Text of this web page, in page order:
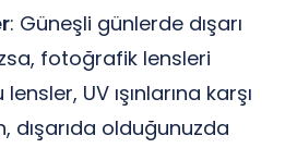
: Güneşli günlerde dışarı
fotoğrafik lensleri
UV ışınlarına karşı
dışarıda olduğunuzda